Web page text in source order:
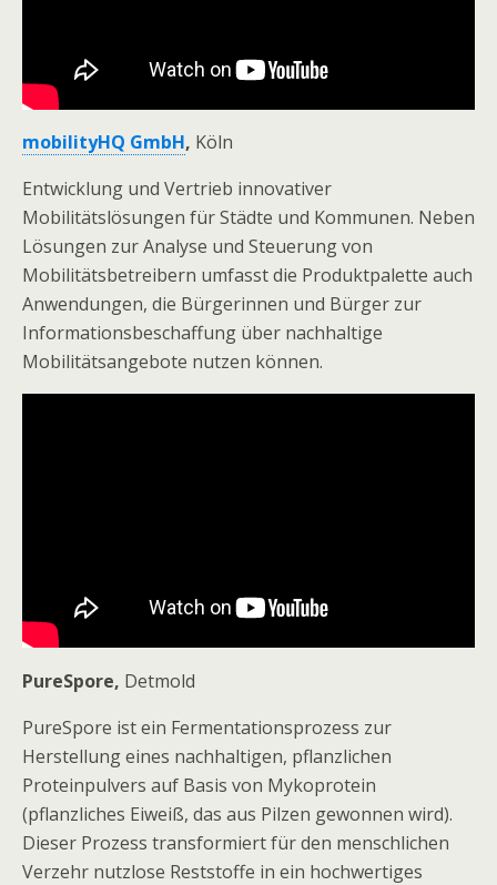
mobilityHQ GmbH, Köln
Entwicklung und Vertrieb innovativer
Mobilitätslösungen für Städte und Kommunen. Neben
Lösungen zur Analyse und Steuerung von
Mobilitätsbetreibern umfasst die Produktpalette auch
Anwendungen, die Bürgerinnen und Bürger zur
Informationsbeschaffung über nachhaltige
Mobilitätsangebote nutzen können.
PureSpore, Detmold
PureSpore ist ein Fermentationsprozess zur
Herstellung eines nachhaltigen, pflanzlichen
Proteinpulvers auf Basis von Mykoprotein
(pflanzliches Eiweiß, das aus Pilzen gewonnen wird).
Dieser Prozess transformiert für den menschlichen
Verzehr nutzlose Reststoffe in ein hochwertiges